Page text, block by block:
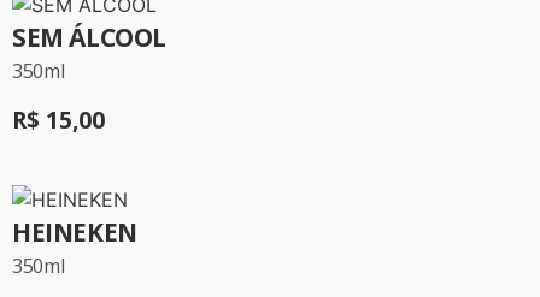
SEM ÁLCOOL
350ml
R$ 15,00
HEINEKEN
350ml